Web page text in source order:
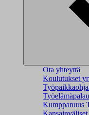
Ota yhteyttä
Koulutukset
Kumppanuus